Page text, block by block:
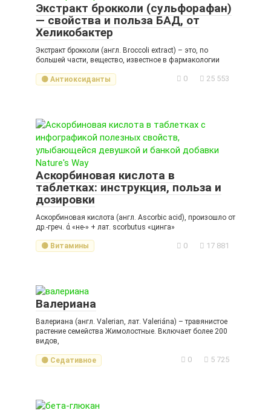
Экстракт брокколи (сульфорафан)
— свойства и польза БАД, от
Хеликобактер
Экстракт брокколи (англ. Broccoli extract) – это, по
большей части, вещество, известное в фармакологии
🟡 Антиоксиданты 0 25 553
Аскорбиновая кислота в
таблетках: инструкция, польза и
дозировки
Аскорбиновая кислота (англ. Ascorbic acid), произошло от
др.-греч. ἀ «не-» + лат. scorbutus «цинга»
🟡 Витамины 0 17 881
Валериана
Валериана (англ. Valerian, лат. Valeriána) – травянистое
растение семейства Жимолостные. Включает более 200
видов,
🟡 Седативное 0 5 725